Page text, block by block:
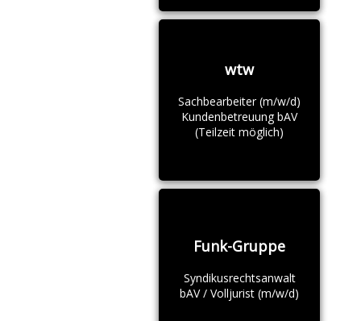
wtw
Sachbearbeiter (m/w/d)
Kundenbetreuung bAV
(Teilzeit möglich)
Funk-Gruppe
Syndikusrechtsanwalt
bAV / Volljurist (m/w/d)